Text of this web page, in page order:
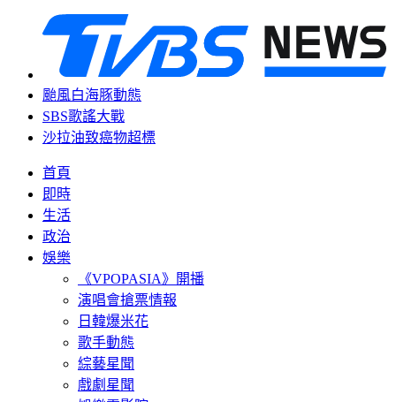
颱風白海豚動態
SBS歌謠大戰
沙拉油致癌物超標
首頁
即時
生活
政治
娛樂
《VPOPASIA》開播
演唱會搶票情報
日韓爆米花
歌手動態
綜藝星聞
戲劇星聞